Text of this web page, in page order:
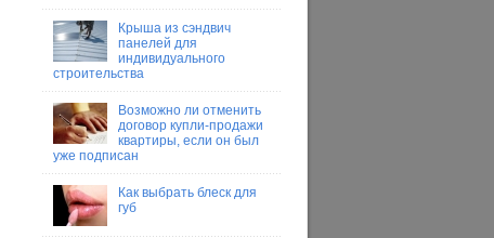
Крыша из сэндвич
панелей для
индивидуального
строительства
Возможно ли отменить
договор купли-продажи
квартиры, если он был
уже подписан
Как выбрать блеск для
губ